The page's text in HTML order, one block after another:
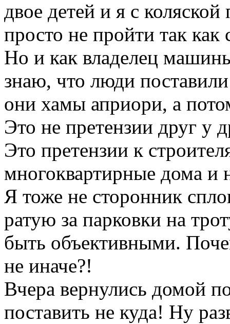
двое детей и я с
просто не пройти так
Но и как владелец
знаю, что люди
они хамы априори, а
Это не претензии друг у
Это претензии к
многоквартирные дома и
Я тоже не сторонник
ратую за парковки на
быть объективными.
не иначе?!
Вчера вернулись домой
поставить не куда! Ну